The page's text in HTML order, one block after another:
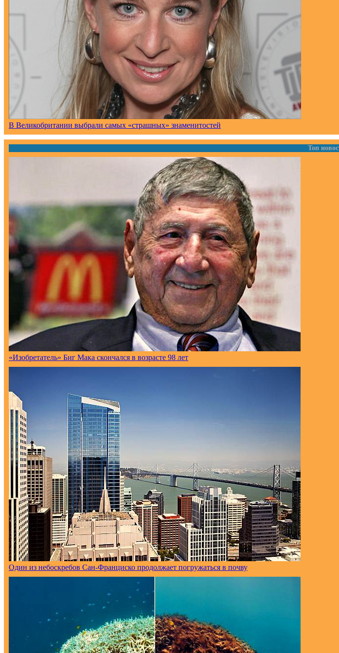
В Великобритании выбрали самых «страшных» знаменитостей
Топ
«Изобретатель» Биг Мака скончался в возрасте 98 лет
Один из небоскребов Сан-Франциско продолжает погружаться в почву